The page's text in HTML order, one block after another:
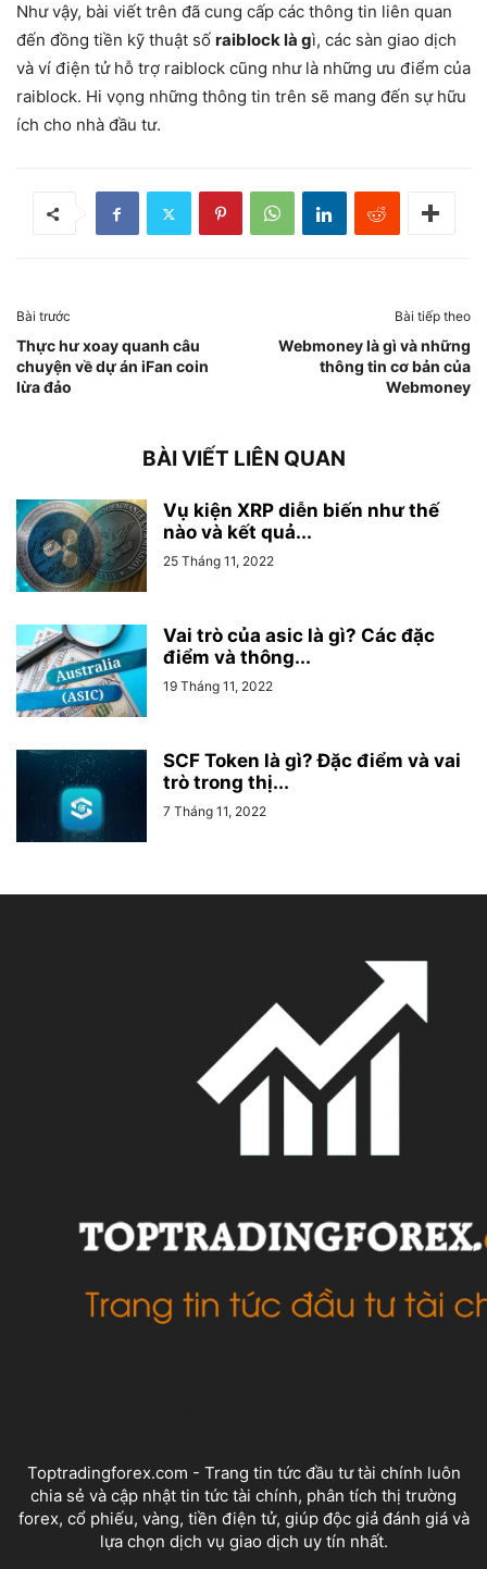
Như vậy, bài viết trên đã cung cấp các thông tin liên quan
đến đồng tiền kỹ thuật số raiblock là gì, các sàn giao dịch
và ví điện tử hỗ trợ raiblock cũng như là những ưu điểm của
raiblock. Hi vọng những thông tin trên sẽ mang đến sự hữu
ích cho nhà đầu tư.
Bài trước
Thực hư xoay quanh câu
chuyện về dự án iFan coin
lừa đảo
Bài tiếp theo
Webmoney là gì và những
thông tin cơ bản của
Webmoney
BÀI VIẾT LIÊN QUAN
Vụ kiện XRP diễn biến như thế
nào và kết quả...
25 Tháng 11, 2022
Vai trò của asic là gì? Các đặc
điểm và thông...
19 Tháng 11, 2022
SCF Token là gì? Đặc điểm và vai
trò trong thị...
7 Tháng 11, 2022
Toptradingforex.com - Trang tin tức đầu tư tài chính luôn
chia sẻ và cập nhật tin tức tài chính, phân tích thị trường
forex, cổ phiếu, vàng, tiền điện tử, giúp độc giả đánh giá và
lựa chọn dịch vụ giao dịch uy tín nhất.